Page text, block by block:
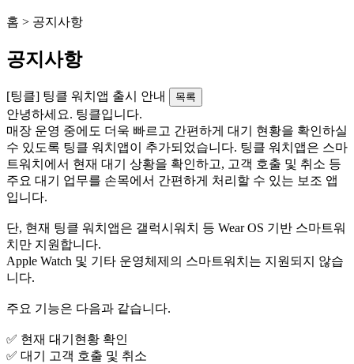
홈 > 공지사항
공지사항
[팅클] 팅클 워치앱 출시 안내 목록
안녕하세요. 팅클입니다.
매장 운영 중에도 더욱 빠르고 간편하게 대기 현황을 확인하실
수 있도록 팅클 워치앱이 추가되었습니다. 팅클 워치앱은 스마
트워치에서 현재 대기 상황을 확인하고, 고객 호출 및 취소 등
주요 대기 업무를 손목에서 간편하게 처리할 수 있는 보조 앱
입니다.
단, 현재 팅클 워치앱은 갤럭시워치 등 Wear OS 기반 스마트워
치만 지원합니다.
Apple Watch 및 기타 운영체제의 스마트워치는 지원되지 않습
니다.
주요 기능은 다음과 같습니다.
✅ 현재 대기현황 확인
✅ 대기 고객 호출 및 취소